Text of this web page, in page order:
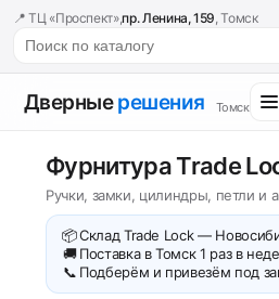
📍 ТЦ «Проспект»,пр. Ленина, 159, Томск
Дверныерешения Томск
Фурнитура Trade
Ручки, замки, цилиндры, петли и
📦Склад Trade Lock —
🚚 Поставка в Томск 1 раз в
📞 Подберём и привезём под